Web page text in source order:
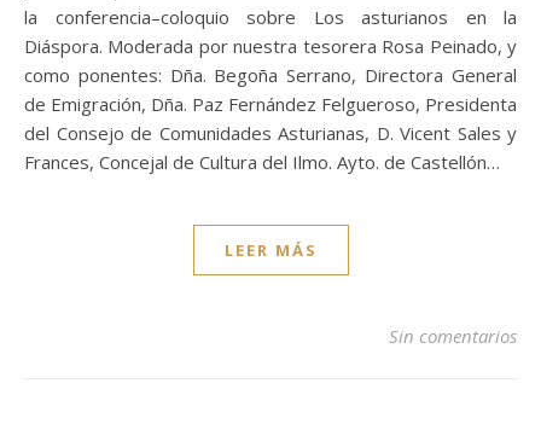
la conferencia–coloquio sobre Los asturianos en la
Diáspora. Moderada por nuestra tesorera Rosa Peinado, y
como ponentes: Dña. Begoña Serrano, Directora General
de Emigración, Dña. Paz Fernández Felgueroso, Presidenta
del Consejo de Comunidades Asturianas, D. Vicent Sales y
Frances, Concejal de Cultura del Ilmo. Ayto. de Castellón…
LEER MÁS
Sin comentarios